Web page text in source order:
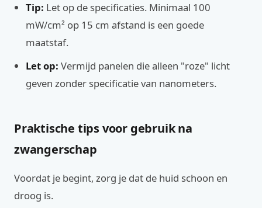
Tip: Let op de specificaties. Minimaal 100
mW/cm² op 15 cm afstand is een goede
maatstaf.
Let op: Vermijd panelen die alleen "roze" licht
geven zonder specificatie van nanometers.
Praktische tips voor gebruik na
zwangerschap
Voordat je begint, zorg je dat de huid schoon en
droog is.